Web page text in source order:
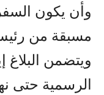
وأن يكون
مسبقة من
ويتضمن البلاغ
الرسمية حتى